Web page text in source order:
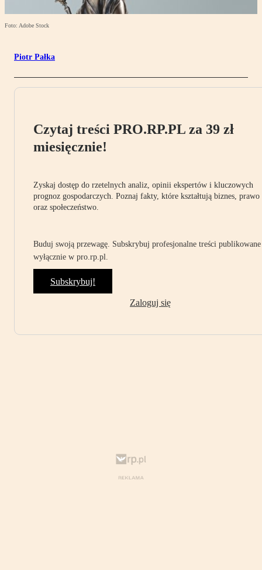
Foto: Adobe Stock
Piotr Pałka
Czytaj treści PRO.RP.PL za 39 zł
miesięcznie!
Zyskaj dostęp do rzetelnych analiz, opinii ekspertów i kluczowych
prognoz gospodarczych. Poznaj fakty, które kształtują biznes, prawo
oraz społeczeństwo.
Buduj swoją przewagę. Subskrybuj profesjonalne treści publikowane
wyłącznie w pro.rp.pl.
Subskrybuj!
Zaloguj się